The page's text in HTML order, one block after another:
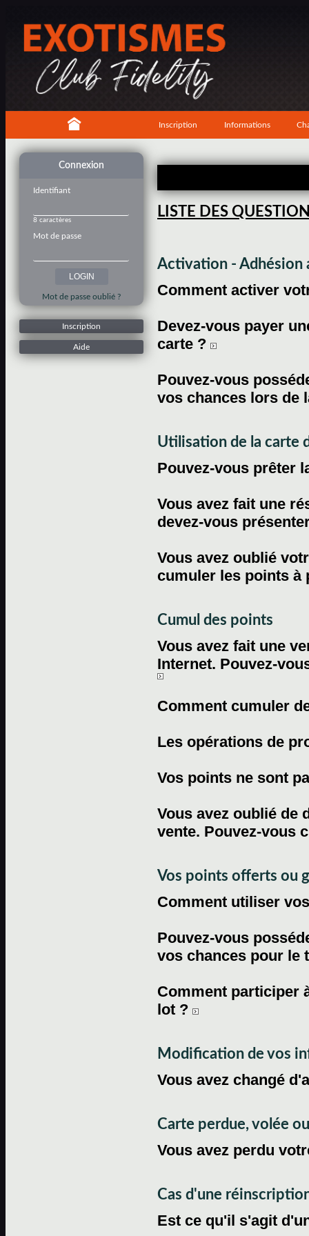
Inscription Informations
Connexion
Identifiant
8 caractères
Mot de passe
Mot de passe oublié ?
Inscription
Aide
LISTE DES
Activation - Adhésion
Comment activer
Devez-vous payer
carte ?
Pouvez-vous
vos chances lors de
Utilisation de la carte
Pouvez-vous prêter
Vous avez fait une
devez-vous
Vous avez oublié
cumuler les points
Cumul des points
Vous avez fait une
Internet. Pouvez-
Comment cumuler
Les opérations de
Vos points ne sont
Vous avez oublié de
vente. Pouvez-vous
Vos points offerts ou
Comment utiliser
Pouvez-vous
vos chances pour le
Comment participer
lot ?
Modification de vos
Vous avez changé
Carte perdue, volée
Vous avez perdu
Cas d'une
Est ce qu'il s'agit